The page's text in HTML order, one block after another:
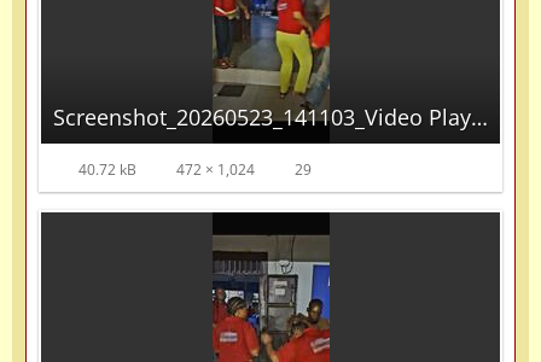
Screenshot_20260523_141103_Video Player.jpg
40.72 kB 472 × 1,024 29